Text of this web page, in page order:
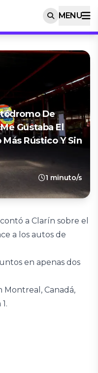
MENU
De
Gustaba El
Rústico Y Sin
1 minuto/s
a Clarín sobre el
a los autos de
en apenas dos
Montreal, Canadá,